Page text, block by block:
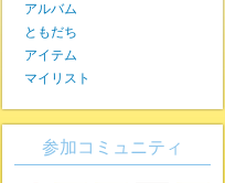
アルバム
ともだち
アイテム
マイリスト
参加コミュニティ